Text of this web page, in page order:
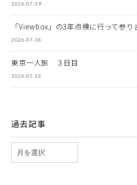
2026-07-19
「Viewbox」の3年点検に行って参り
2026-07-18
東京一人旅 ３日目
2026-07-16
過去記事